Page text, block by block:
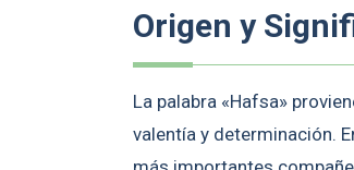
Origen y
La palabra «Hafsa»
valentía y determinación.